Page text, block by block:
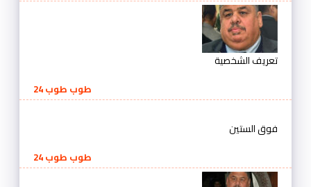
تعريف الشخصية
طوب طوب 24
فوق الستين
طوب طوب 24